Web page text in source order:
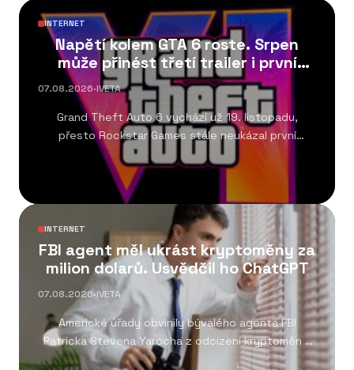
INTERNET
Napětí kolem GTA 6 roste. Srpen
může přinést třetí trailer i první
gameplay
07.08.2026·IVETA
Grand Theft Auto 6 vychází už 19. listopadu,
přesto Rockstar Games stále neukázal první
gameplay....
INTERNET
FBI agent měl ukrást kryptoměny za
milion dolarů. Usvědčil ho ChatGPT
07.08.2026·IVETA
Americké úřady obvinily bývalého agenta FBI
Patricka Stevena Yarocha z odcizení kryptoměn v
hodnotě přibližně...